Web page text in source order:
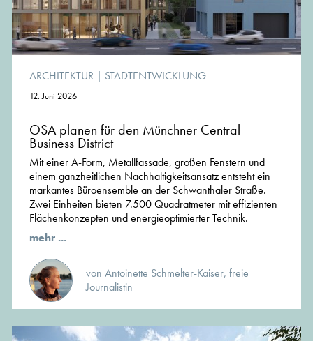
ARCHITEKTUR | STADTENTWICKLUNG
12. Juni 2026
OSA planen für den Münchner Central
Business District
Mit einer A-Form, Metallfassade, großen Fenstern und
einem ganzheitlichen Nachhaltigkeitsansatz entsteht ein
markantes Büroensemble an der Schwanthaler Straße.
Zwei Einheiten bieten 7.500 Quadratmeter mit effizienten
Flächenkonzepten und energieoptimierter Technik.
mehr ...
von Antoinette Schmelter-Kaiser, freie
Journalistin